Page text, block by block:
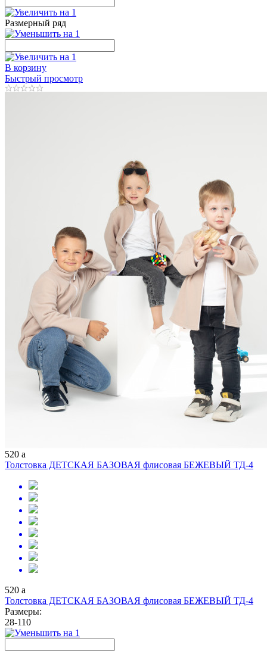
Размерный ряд
В корзину
Быстрый просмотр
520 a
Толстовка ДЕТСКАЯ БАЗОВАЯ флисовая БЕЖЕВЫЙ ТД-4
520 a
Толстовка ДЕТСКАЯ БАЗОВАЯ флисовая БЕЖЕВЫЙ ТД-4
Размеры:
28-110